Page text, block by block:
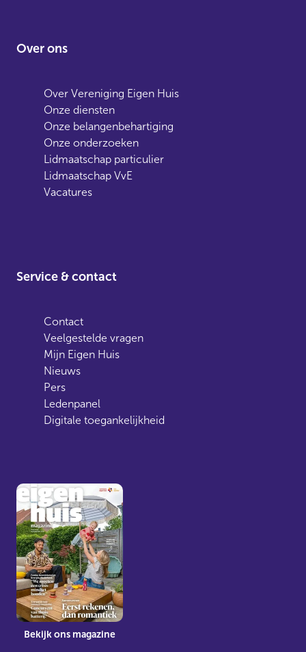
Over ons
Over Vereniging Eigen Huis
Onze diensten
Onze belangenbehartiging
Onze onderzoeken
Lidmaatschap particulier
Lidmaatschap VvE
Vacatures
Service & contact
Contact
Veelgestelde vragen
Mijn Eigen Huis
Nieuws
Pers
Ledenpanel
Digitale toegankelijkheid
Bekijk ons magazine